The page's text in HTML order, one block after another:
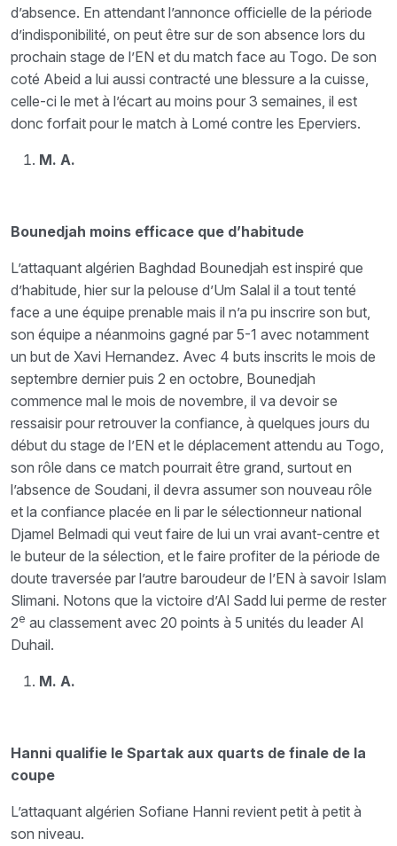
d’absence. En attendant l’annonce officielle de la période
d’indisponibilité, on peut être sur de son absence lors du
prochain stage de l’EN et du match face au Togo. De son
coté Abeid a lui aussi contracté une blessure a la cuisse,
celle-ci le met à l’écart au moins pour 3 semaines, il est
donc forfait pour le match à Lomé contre les Eperviers.
M. A.
Bounedjah moins efficace que d’habitude
L’attaquant algérien Baghdad Bounedjah est inspiré que
d’habitude, hier sur la pelouse d’Um Salal il a tout tenté
face a une équipe prenable mais il n’a pu inscrire son but,
son équipe a néanmoins gagné par 5-1 avec notamment
un but de Xavi Hernandez. Avec 4 buts inscrits le mois de
septembre dernier puis 2 en octobre, Bounedjah
commence mal le mois de novembre, il va devoir se
ressaisir pour retrouver la confiance, à quelques jours du
début du stage de l’EN et le déplacement attendu au Togo,
son rôle dans ce match pourrait être grand, surtout en
l’absence de Soudani, il devra assumer son nouveau rôle
et la confiance placée en li par le sélectionneur national
Djamel Belmadi qui veut faire de lui un vrai avant-centre et
le buteur de la sélection, et le faire profiter de la période de
doute traversée par l’autre baroudeur de l’EN à savoir Islam
Slimani. Notons que la victoire d’Al Sadd lui perme de rester
2e au classement avec 20 points à 5 unités du leader Al
Duhail.
M. A.
Hanni qualifie le Spartak aux quarts de finale de la
coupe
L’attaquant algérien Sofiane Hanni revient petit à petit à
son niveau.